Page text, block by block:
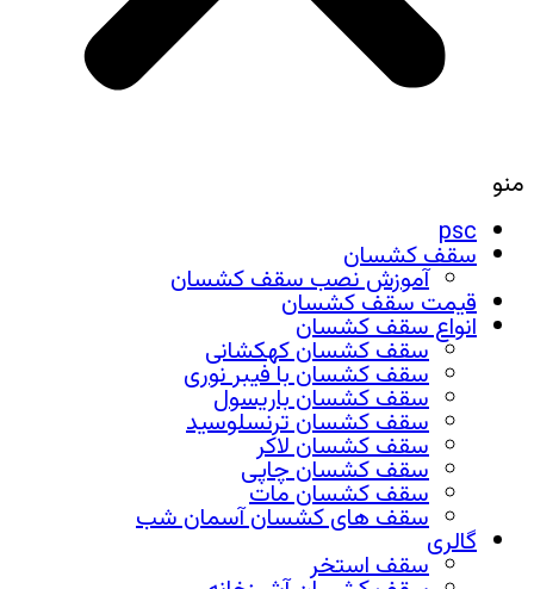
منو
psc
سقف کشسان
آموزش نصب سقف کشسان
قیمت سقف کشسان
انواع سقف کشسان
سقف کشسان کهکشانی
سقف کشسان با فیبر نوری
سقف کشسان باریسول
سقف کشسان ترنسلوسید
سقف کشسان لاکر
سقف کشسان چاپی
سقف کشسان مات
سقف های کشسان آسمان شب
گالری
سقف استخر